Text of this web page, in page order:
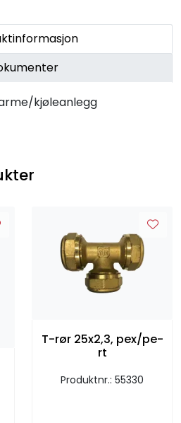
kjøleanlegg
T-rør 25x2,3, pex/pe-
rt
Produktnr.: 55330